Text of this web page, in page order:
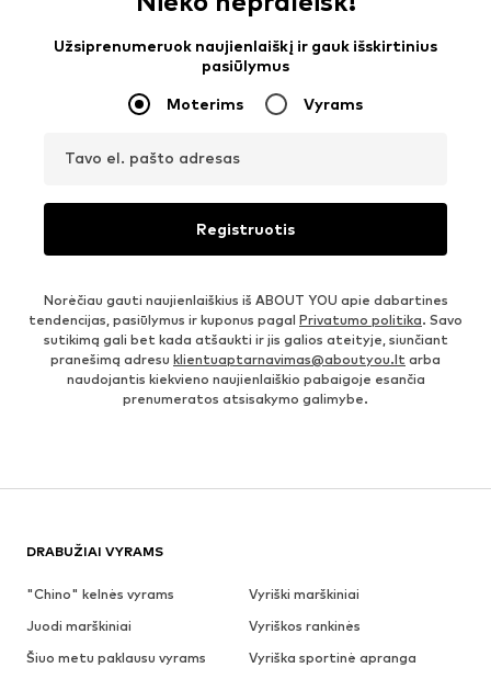
Užsiprenumeruok naujienlaiškį ir gauk išskirtinius
pasiūlymus
Moterims Vyrams
Tavo el. pašto adresas
Registruotis
Norėčiau gauti naujienlaiškius iš ABOUT YOU apie dabartines
tendencijas, pasiūlymus ir kuponus pagal Privatumo politika. Savo
sutikimą gali bet kada atšaukti ir jis galios ateityje, siunčiant
pranešimą adresu klientuaptarnavimas@aboutyou.lt arba
naudojantis kiekvieno naujienlaiškio pabaigoje esančia
prenumeratos atsisakymo galimybe.
DRABUŽIAI VYRAMS
"Chino" kelnės vyrams
Vyriški marškiniai
Juodi marškiniai
Vyriškos rankinės
Šiuo metu paklausu vyrams
Vyriška sportinė apranga